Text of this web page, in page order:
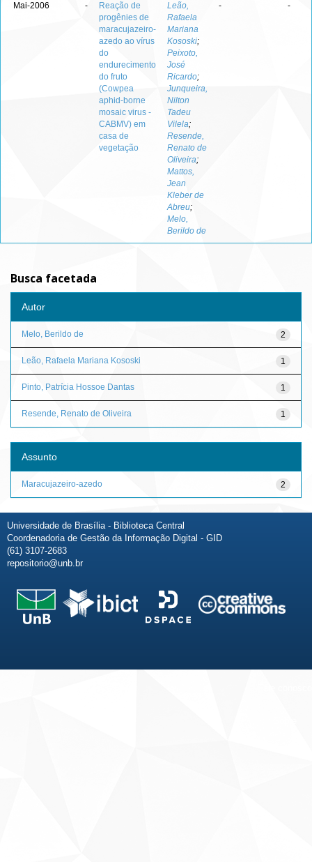
Mai-2006 -
Reação de
progênies de
maracujazeiro-
azedo ao vírus
do
endurecimento
do fruto
(Cowpea
aphid-borne
mosaic virus -
CABMV) em
casa de
vegetação
Leão,
Rafaela
Mariana
Kososki;
Peixoto,
José
Ricardo;
Junqueira,
Nilton
Tadeu
Vilela;
Resende,
Renato de
Oliveira;
Mattos,
Jean
Kleber de
Abreu;
Melo,
Berildo de
- -
Busca facetada
Autor
2
Melo, Berildo de
1
Leão, Rafaela Mariana Kososki
1
Pinto, Patrícia Hossoe Dantas
1
Resende, Renato de Oliveira
Assunto
2
Maracujazeiro-azedo
Universidade de Brasília - Biblioteca Central
Coordenadoria de Gestão da Informação Digital - GID
(61) 3107-2683
repositorio@unb.br